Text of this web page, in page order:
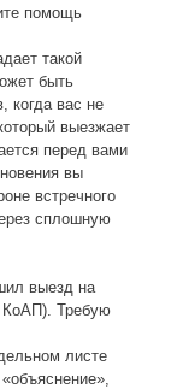
помощь
такой
быть
когда вас не
выезжает
перед вами
вы
встречного
сплошную
выезд на
КоАП). Требую
листе